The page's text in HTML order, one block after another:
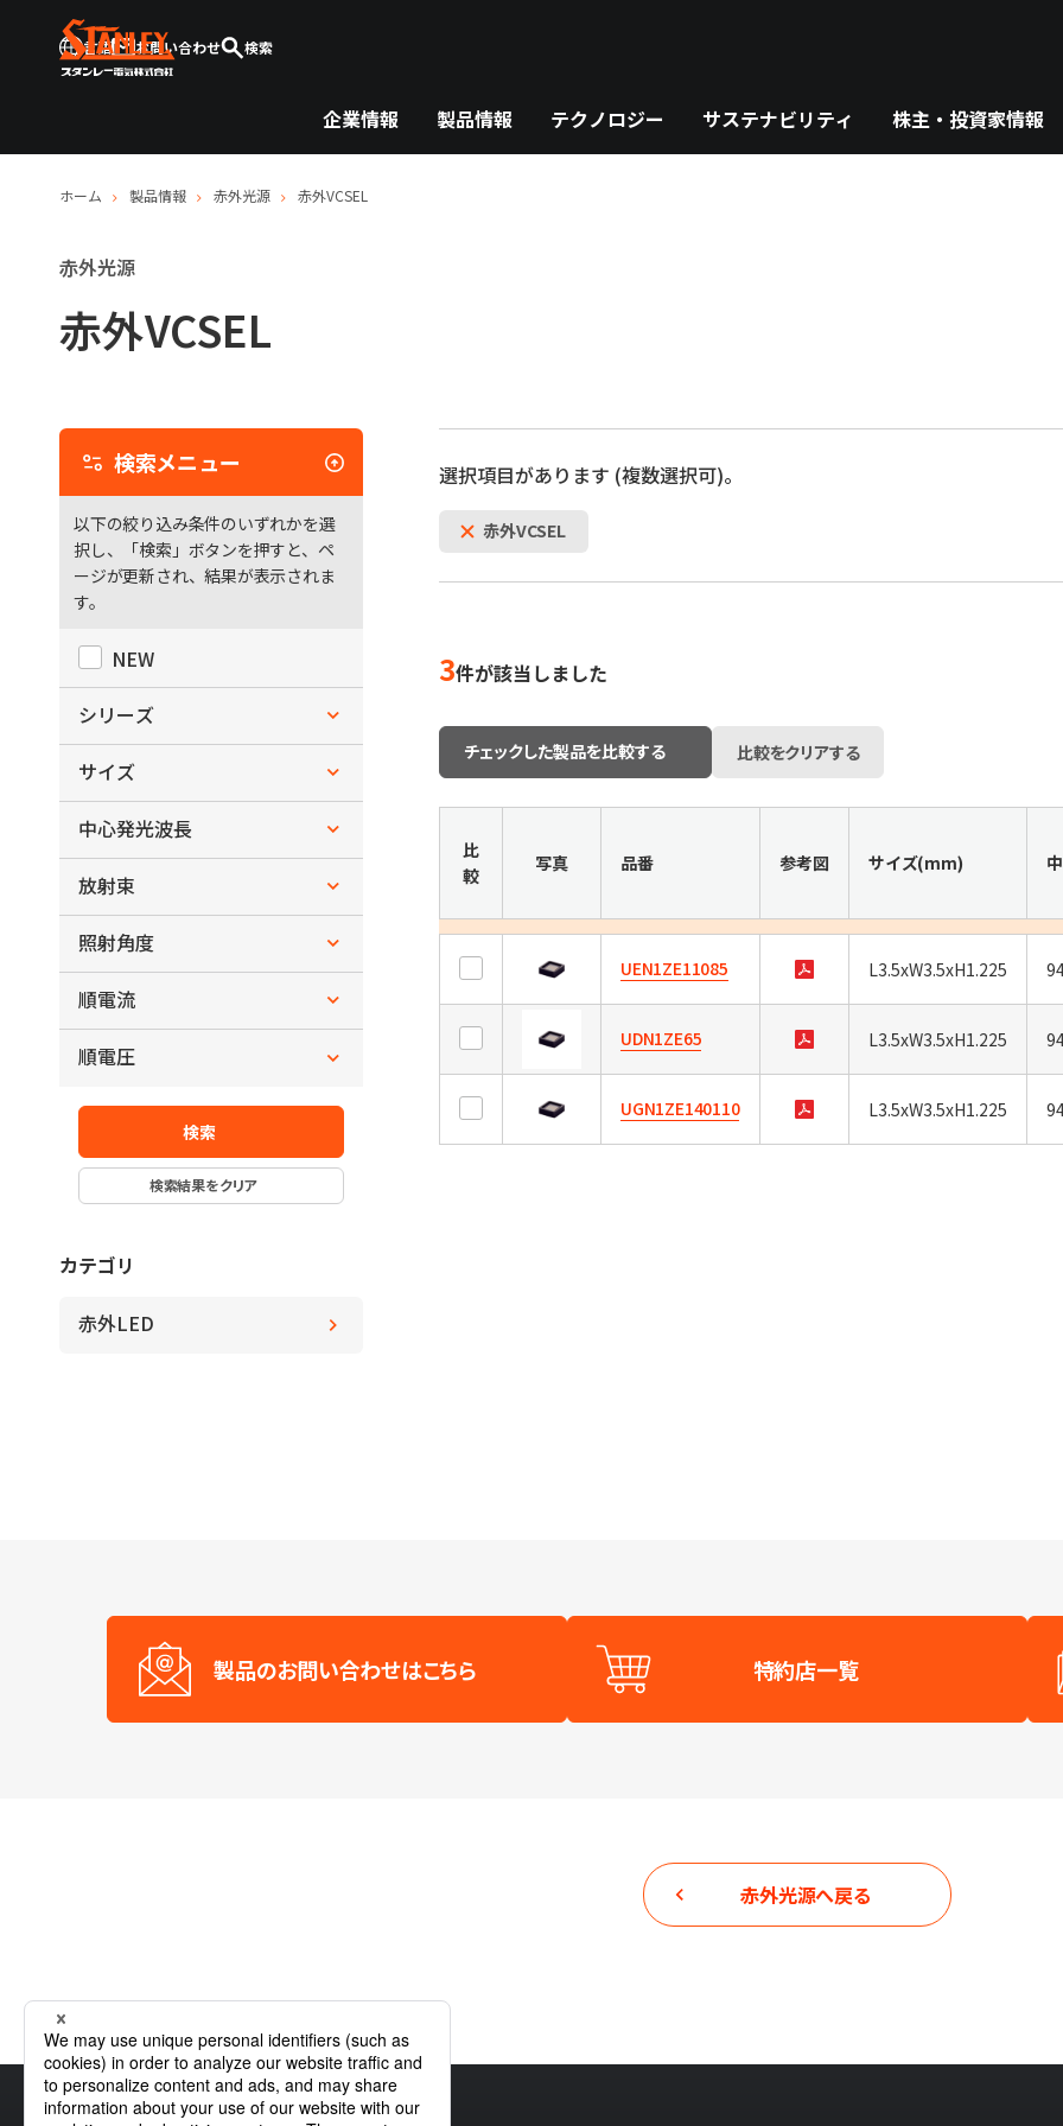
言語 お問い合わせ 検索
企業情報 製品情報 テクノロジー サステナビリティ 株主・投資家情報
ホーム 製品情報 赤外光源 赤外VCSEL
赤外光源
赤外VCSEL
検索メニュー
以下の絞り込み条件のいずれかを選
択し、「検索」ボタンを押すと、ペ
ージが更新され、結果が表示されま
す。
NEW
シリーズ
赤外VCSEL
サイズ
L3.5xW3.5xH1.225
中心発光波長
放射束
mW
照射角度
X
deg.～ deg.
Y
～
順電流
順電圧
V～
V
検索
検索結果をクリア
カテゴリ
赤外LED
ニ
ー
選択項目があります (複数選択可)。
赤外VCSEL
3件が該当しました
チェックした製品を比較する 比較をクリアする
比
較
写真 品番 参考図 サイズ(mm)
UEN1ZE11085 L3.5xW3.5xH1.225
UDN1ZE65 L3.5xW3.5xH1.225
UGN1ZE140110 L3.5xW3.5xH1.225
製品のお問い合わせはこちら 特約店一覧
赤外光源へ戻る
ホーム 製品情報 赤外光源 赤外VCSEL